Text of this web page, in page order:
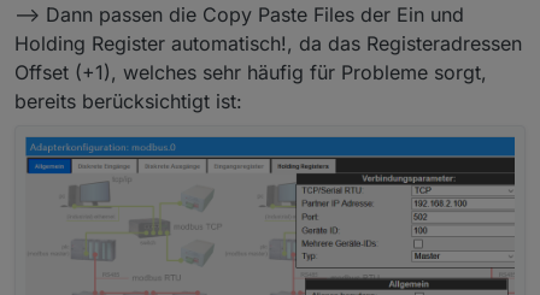
--> Dann passen die Copy Paste Files der Ein und
Holding Register automatisch!, da das Registeradressen
Offset (+1), welches sehr häufig für Probleme sorgt,
bereits berücksichtigt ist: